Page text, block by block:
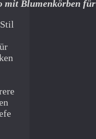
mit Blumenkörben